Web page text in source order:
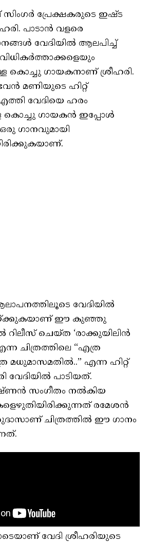
പ്രേക്ഷകരുടെ ഇഷ്‌ട
പാടാൻ വളരെ
വേദിയിൽ ആലപിച്ച്
കൊച്ചു ഗായകനാണ് ശ്രീഹരി.
മണിയുടെ ഹിറ്റ്
വേദിയെ ഹരം
കൊച്ചു ഗായകൻ ഇപ്പോൾ
ഒരു ഗാനവുമായി
വേദിയിൽ
ഈ കുഞ്ഞു
റിലീസ് ചെയ്‌ത ‘രാക്കുയിലിൻ
ചിത്രത്തിലെ “എത്ര
മധുമാസമതിൽ..” എന്ന ഹിറ്റ്
വേദിയിൽ പാടിയത്.
സംഗീതം നൽകിയ
രമേശൻ
ചിത്രത്തിൽ ഈ ഗാനം
വേദി ശ്രീഹരിയുടെ